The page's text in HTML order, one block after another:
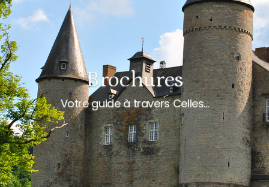
Brochures
Votre guide à travers Celles...